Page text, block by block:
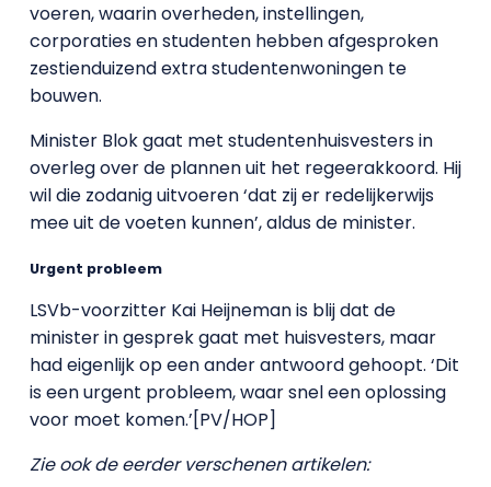
voeren, waarin overheden, instellingen,
corporaties en studenten hebben afgesproken
zestienduizend extra studentenwoningen te
bouwen.
Minister Blok gaat met studentenhuisvesters in
overleg over de plannen uit het regeerakkoord. Hij
wil die zodanig uitvoeren ‘dat zij er redelijkerwijs
mee uit de voeten kunnen’, aldus de minister.
Urgent probleem
LSVb-voorzitter Kai Heijneman is blij dat de
minister in gesprek gaat met huisvesters, maar
had eigenlijk op een ander antwoord gehoopt. ‘Dit
is een urgent probleem, waar snel een oplossing
voor moet komen.’[PV/HOP]
Zie ook de eerder verschenen artikelen: